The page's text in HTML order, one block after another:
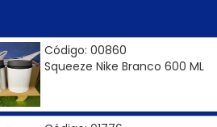
Código: 00860
Squeeze Nike Branco 600 ML